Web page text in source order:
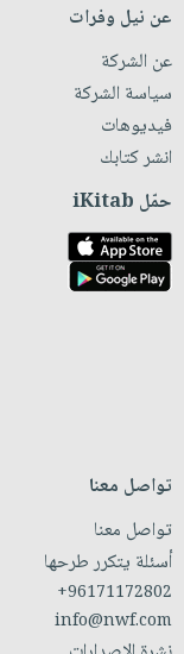
عن نيل وفرات
عن الشركة
سياسة الشركة
فيديوهات
انشر كتابك
حمّل iKitab
تواصل معنا
تواصل معنا
أسئلة يتكرر طرحها
+96171172802
info@nwf.com